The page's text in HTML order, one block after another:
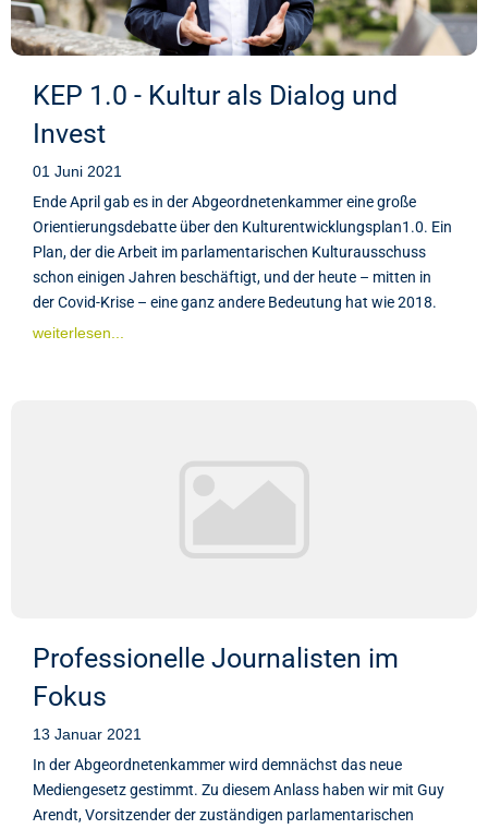
KEP 1.0 - Kultur als Dialog und
Invest
01 Juni 2021
Ende April gab es in der Abgeordnetenkammer eine große
Orientierungsdebatte über den Kulturentwicklungsplan1.0. Ein
Plan, der die Arbeit im parlamentarischen Kulturausschuss
schon einigen Jahren beschäftigt, und der heute – mitten in
der Covid-Krise – eine ganz andere Bedeutung hat wie 2018.
weiterlesen...
Professionelle Journalisten im
Fokus
13 Januar 2021
In der Abgeordnetenkammer wird demnächst das neue
Mediengesetz gestimmt. Zu diesem Anlass haben wir mit Guy
Arendt, Vorsitzender der zuständigen parlamentarischen